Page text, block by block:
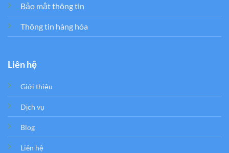
Bảo mật thông tin
Thông tin hàng hóa
Liên hệ
Giới thiệu
Dịch vụ
Blog
Liên hệ